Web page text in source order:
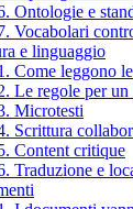
Ontologie e
Vocabolari
e linguaggio
Come leggono
Le regole per
Microtesti
Scrittura
Content critique
Traduzione e